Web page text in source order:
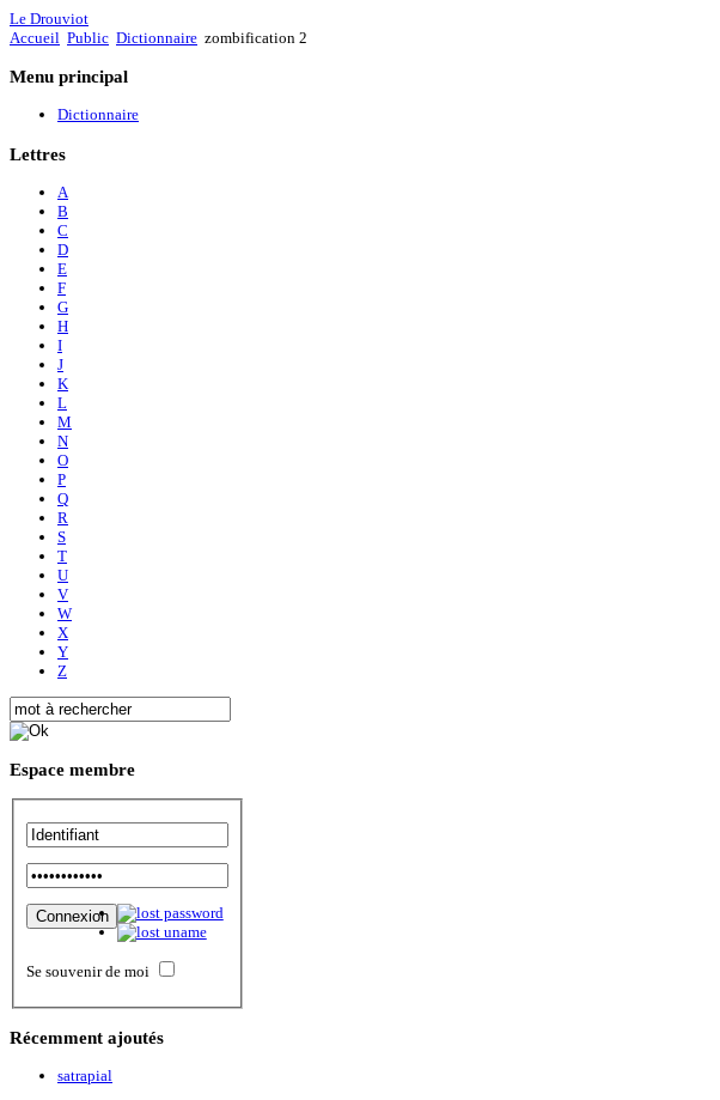
Le Drouviot
Accueil Public Dictionnaire zombification 2
Menu principal
Dictionnaire
Lettres
A
B
C
D
E
F
G
H
I
J
K
L
M
N
O
P
Q
R
S
T
U
V
W
X
Y
Z
Espace membre
Se souvenir de moi
Récemment ajoutés
satrapial